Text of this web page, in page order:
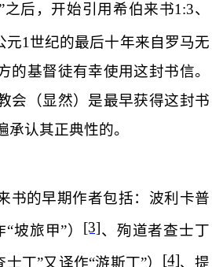
之后，开始引用希伯来书1:3、
元1 世纪的最后十年来自罗马无
的基督徒有幸使用这封书信。
会（显然）是最早获得这封书
认其正典性的。
书的早期作者包括： 波利卡普
坡旅甲”） [3]、 殉道者查士丁
士丁”又译作“游斯丁”） [4]、提